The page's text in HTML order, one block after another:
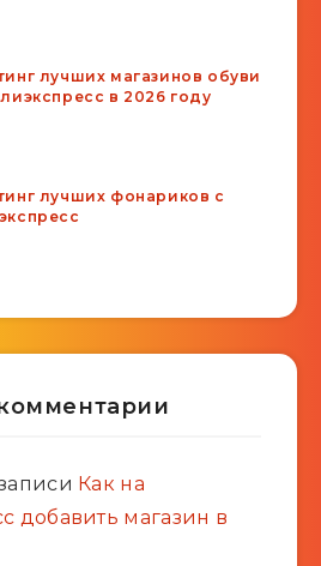
лучших магазинов обуви
в 2026 году
лучших фонариков с
Как на
добавить магазин в